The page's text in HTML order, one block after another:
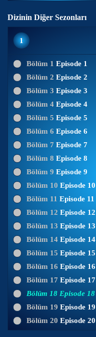
Dizinin Diğer Sezonları
1
Bölüm 1 Episode 1
Bölüm 2 Episode 2
Bölüm 3 Episode 3
Bölüm 4 Episode 4
Bölüm 5 Episode 5
Bölüm 6 Episode 6
Bölüm 7 Episode 7
Bölüm 8 Episode 8
Bölüm 9 Episode 9
Bölüm 10 Episode 10
Bölüm 11 Episode 11
Bölüm 12 Episode 12
Bölüm 13 Episode 13
Bölüm 14 Episode 14
Bölüm 15 Episode 15
Bölüm 16 Episode 16
Bölüm 17 Episode 17
Bölüm 18 Episode 18
Bölüm 19 Episode 19
Bölüm 20 Episode 20